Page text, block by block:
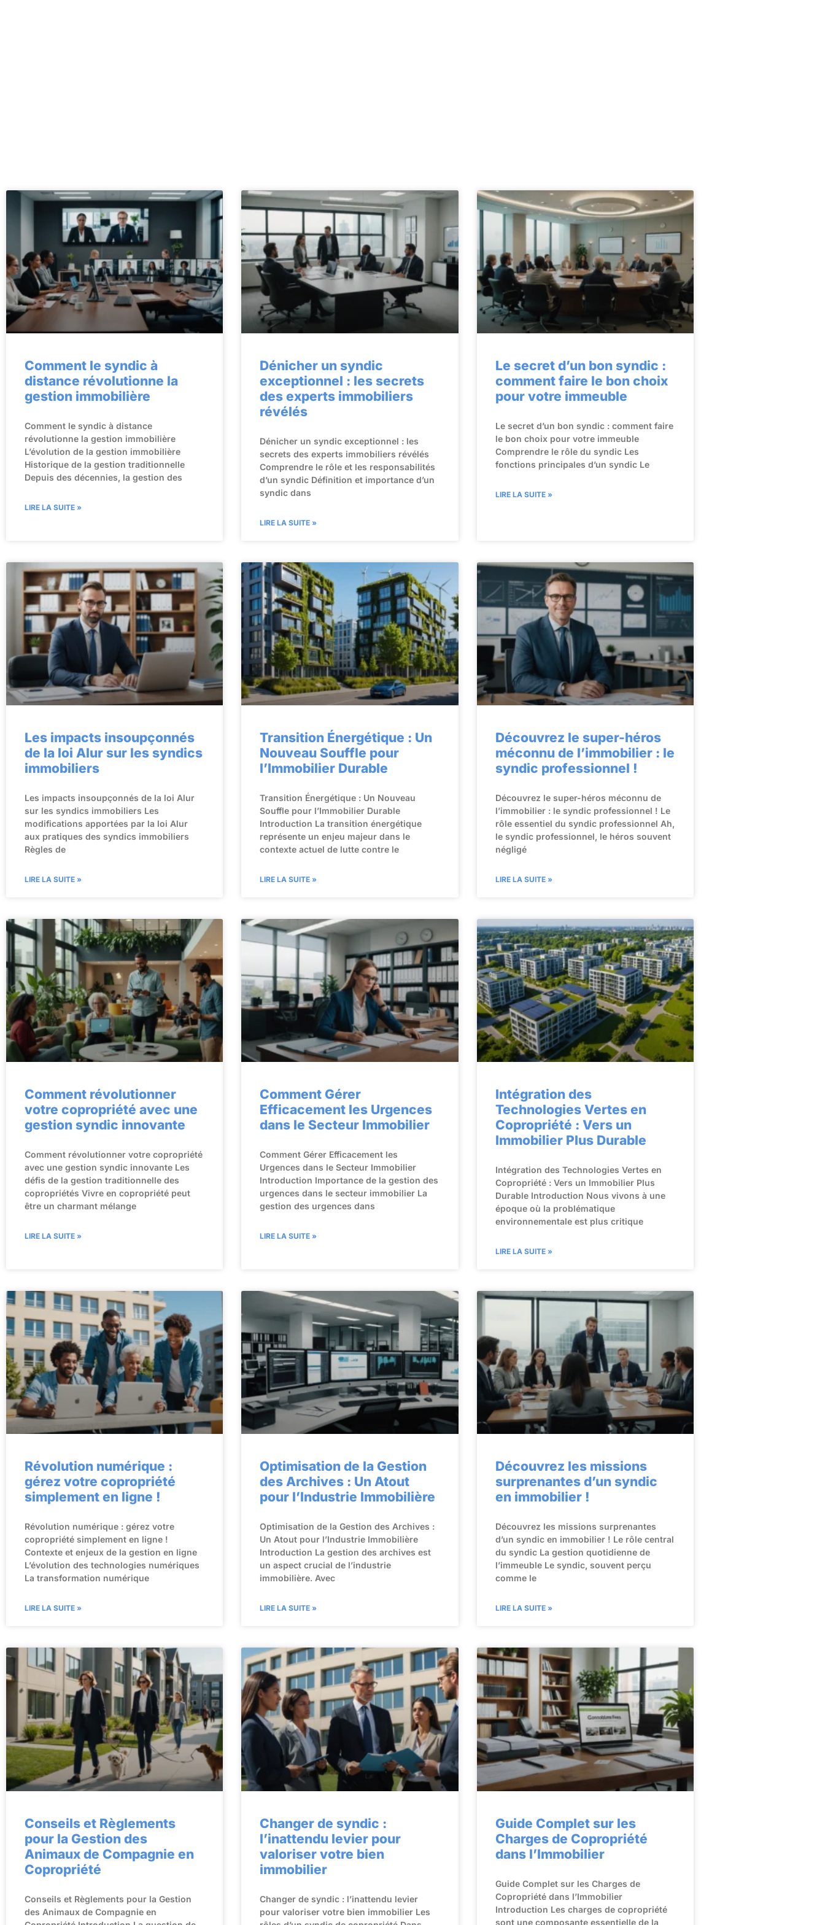
Comment le syndic à
distance révolutionne la
gestion immobilière
Comment le syndic à distance
révolutionne la gestion immobilière
L’évolution de la gestion immobilière
Historique de la gestion traditionnelle
Depuis des décennies, la gestion des
LIRE LA SUITE »
Dénicher un syndic
exceptionnel : les secrets
des experts immobiliers
révélés
Dénicher un syndic exceptionnel : les
secrets des experts immobiliers révélés
Comprendre le rôle et les responsabilités
d’un syndic Définition et importance d’un
syndic dans
LIRE LA SUITE »
Le secret d’un bon syndic :
comment faire le bon choix
pour votre immeuble
Le secret d’un bon syndic : comment faire
le bon choix pour votre immeuble
Comprendre le rôle du syndic Les
fonctions principales d’un syndic Le
LIRE LA SUITE »
Les impacts insoupçonnés
de la loi Alur sur les syndics
immobiliers
Les impacts insoupçonnés de la loi Alur
sur les syndics immobiliers Les
modifications apportées par la loi Alur
aux pratiques des syndics immobiliers
Règles de
LIRE LA SUITE »
Transition Énergétique : Un
Nouveau Souffle pour
l’Immobilier Durable
Transition Énergétique : Un Nouveau
Souffle pour l’Immobilier Durable
Introduction La transition énergétique
représente un enjeu majeur dans le
contexte actuel de lutte contre le
LIRE LA SUITE »
Découvrez le super-héros
méconnu de l’immobilier : le
syndic professionnel !
Découvrez le super-héros méconnu de
l’immobilier : le syndic professionnel ! Le
rôle essentiel du syndic professionnel Ah,
le syndic professionnel, le héros souvent
négligé
LIRE LA SUITE »
Comment révolutionner
votre copropriété avec une
gestion syndic innovante
Comment révolutionner votre copropriété
avec une gestion syndic innovante Les
défis de la gestion traditionnelle des
copropriétés Vivre en copropriété peut
être un charmant mélange
LIRE LA SUITE »
Comment Gérer
Efficacement les Urgences
dans le Secteur Immobilier
Comment Gérer Efficacement les
Urgences dans le Secteur Immobilier
Introduction Importance de la gestion des
urgences dans le secteur immobilier La
gestion des urgences dans
LIRE LA SUITE »
Intégration des
Technologies Vertes en
Copropriété : Vers un
Immobilier Plus Durable
Intégration des Technologies Vertes en
Copropriété : Vers un Immobilier Plus
Durable Introduction Nous vivons à une
époque où la problématique
environnementale est plus critique
LIRE LA SUITE »
Révolution numérique :
gérez votre copropriété
simplement en ligne !
Révolution numérique : gérez votre
copropriété simplement en ligne !
Contexte et enjeux de la gestion en ligne
L’évolution des technologies numériques
La transformation numérique
LIRE LA SUITE »
Optimisation de la Gestion
des Archives : Un Atout
pour l’Industrie Immobilière
Optimisation de la Gestion des Archives :
Un Atout pour l’Industrie Immobilière
Introduction La gestion des archives est
un aspect crucial de l’industrie
immobilière. Avec
LIRE LA SUITE »
Découvrez les missions
surprenantes d’un syndic
en immobilier !
Découvrez les missions surprenantes
d’un syndic en immobilier ! Le rôle central
du syndic La gestion quotidienne de
l’immeuble Le syndic, souvent perçu
comme le
LIRE LA SUITE »
Conseils et Règlements
pour la Gestion des
Animaux de Compagnie en
Copropriété
Conseils et Règlements pour la Gestion
des Animaux de Compagnie en
Changer de syndic :
l’inattendu levier pour
valoriser votre bien
immobilier
Changer de syndic : l’inattendu levier
pour valoriser votre bien immobilier Les
Guide Complet sur les
Charges de Copropriété
dans l’Immobilier
Guide Complet sur les Charges de
Copropriété dans l’Immobilier
Introduction Les charges de copropriété
sont une composante essentielle de la